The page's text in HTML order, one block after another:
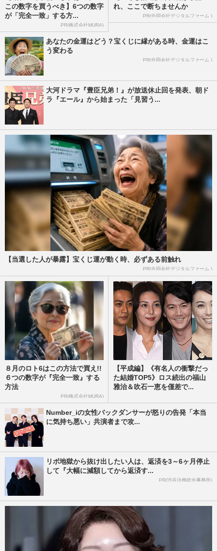
この数字を買うべき】6つの数字
が「完全一致」する方...
PR(株式会社MURA)
れ、ここで断ちませんか
PR(合同会社デジタルファーム )
あなたの金運はどう？宝くじに縁がある時、金運はこ
う変わる
PR(合同会社デジタルファーム )
大河ドラマ『豊臣兄弟！』が放送休止回を発表、朝ド
ラ『エール』から始まった「見習う...
【当選した人が暴露】宝くじ運が動く時、必ずある前触れ
PR(合同会社デジタルファーム )
８月のロト6はこの方法で買え!!
６つの数字が『完全一致』する
方法
PR(株式会社MURA)
【平成編】《有名人の衝撃だっ
た結婚TOP5》ロス続出の福山
雅治＆吹石一恵を僅差で...
Number_iの女性バックダンサーが怒りの告発「本当
に気持ち悪い」共演者まで攻...
リボ地獄から抜け出したい人は、返済を3～6ヶ月停止
して『大幅に減額してから返済す...
PR(渋谷法務総合事務所)